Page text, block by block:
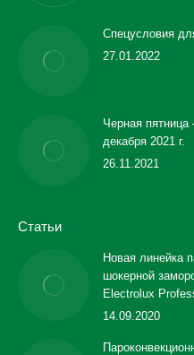
Спецусловия
27.01.2022
Черная
декабря 2021 г.
26.11.2021
Статьи
Новая линейка
шокерной
Electrolux
14.09.2020